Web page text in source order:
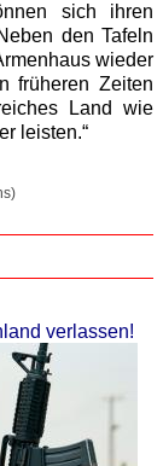
sich ihren
den Tafeln
wieder
früheren Zeiten
Land wie
leisten.“
verlassen!